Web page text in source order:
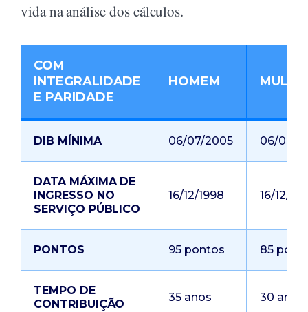
vida na análise dos cálculos.
COM
INTEGRALIDADE
E PARIDADE
HOMEM
DIB MÍNIMA 06/07/2005 06/07/
DATA MÁXIMA DE
INGRESSO NO
SERVIÇO PÚBLICO
16/12/1998 16/12/
PONTOS 95 pontos 85
TEMPO DE
CONTRIBUIÇÃO
35 anos 30 anos